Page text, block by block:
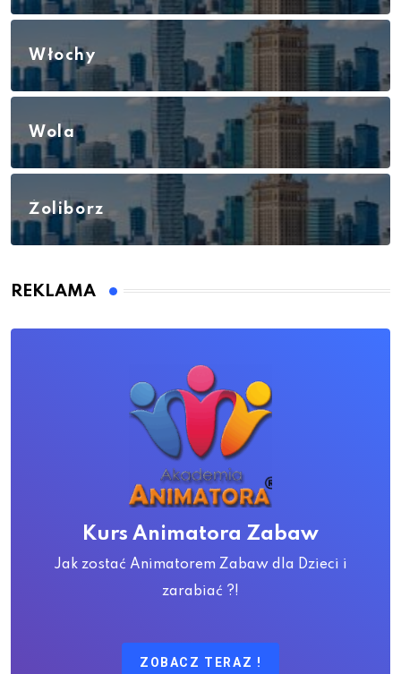
Włochy
Wola
Żoliborz
REKLAMA
Kurs Animatora Zabaw
Jak zostać Animatorem Zabaw dla Dzieci i
zarabiać ?!
ZOBACZ TERAZ !